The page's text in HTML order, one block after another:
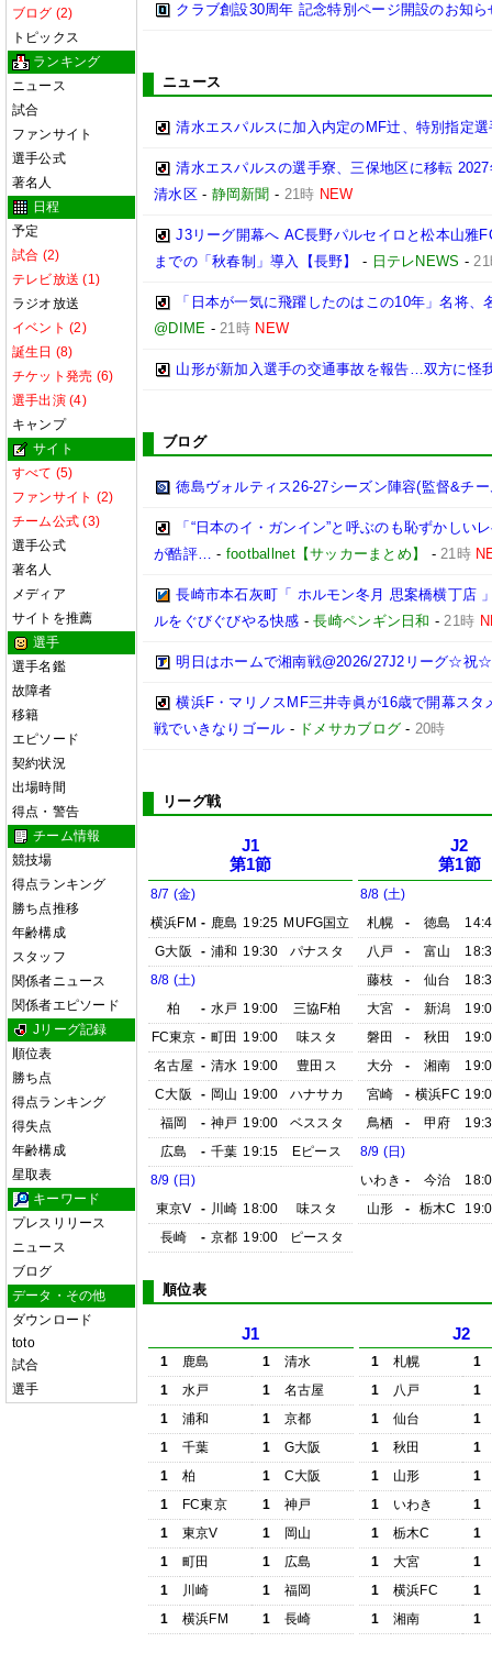
ブログ (2)
トピックス
ランキング
ニュース
試合
ファンサイト
選手公式
著名人
日程
予定
試合 (2)
テレビ放送 (1)
ラジオ放送
イベント (2)
誕生日 (8)
チケット発売 (6)
選手出演 (4)
キャンプ
サイト
すべて (5)
ファンサイト (2)
チーム公式 (3)
選手公式
著名人
メディア
サイトを推薦
選手
選手名鑑
故障者
移籍
エピソード
契約状況
出場時間
得点・警告
チーム情報
競技場
得点ランキング
勝ち点推移
年齢構成
スタッフ
関係者ニュース
関係者エピソード
Jリーグ記録
順位表
勝ち点
得点ランキング
得失点
年齢構成
星取表
キーワード
プレスリリース
ニュース
ブログ
データ・その他
ダウンロード
toto
試合
選手
クラブ創設30周年 記念特別ページ開設のお知ら
ニュース
清水エスパルスに加入内定のMF辻、特別指定
清水エスパルスの選手寮、三保地区に移転
清水区- 静岡新聞 - 21時 NEW
J3リーグ開幕へ AC長野パルセイロと松本山雅
までの「秋春制」導入【長野】
- 日テレNEWS -
「日本が一気に飛躍したのはこの10年」名将
@DIME -21時 NEW
山形が新加入選手の交通事故を報告…双方に怪
ブログ
徳島ヴォルティス26-27シーズン陣容(監督&チ
「“日本のイ・ガンイン”と呼ぶのも恥ずかしい
が酷評… - footballnet【サッカーまとめ】 -21時
長崎市本石灰町「 ホルモン冬月 思案橋横丁店
ルをぐびぐびやる快感 -長崎ペンギン日和 -21時
明日はホームで湘南戦@2026/27J2リーグ☆
横浜F・マリノスMF三井寺眞が16歳で開幕ス
戦でいきなりゴール - ドメサカブログ - 20時
リーグ戦
J1
第1節
8/7 (金)
横浜FM - 鹿島 19:25 MUFG国立
G大阪
- 浦和 19:30
パナスタ
8/8 (土)
柏
- 水戸 19:00
三協F柏
FC東京 - 町田 19:00
味スタ
名古屋 - 清水 19:00
豊田ス
C大阪
- 岡山 19:00
ハナサカ
福岡
- 神戸 19:00
ベススタ
広島
- 千葉 19:15
Eピース
8/9 (日)
東京V
- 川崎 18:00
味スタ
長崎
- 京都 19:00 ピースタ
J2
第1節
8/8 (土)
札幌
- 徳島
八戸
- 富山
藤枝
- 仙台
大宮
- 新潟
磐田
- 秋田
大分
- 湘南
宮崎
- 横浜FC
鳥栖
- 甲府
8/9 (日)
いわき - 今治
山形
- 栃木C
順位表
J1
1 鹿島 1
清水
1
水戸 1
名古屋
1
浦和 1
京都
1
千葉 1
G大阪
1
柏 1
C大阪
1
FC東京 1
神戸
1
東京V 1
岡山
1
町田 1
広島
1
川崎 1
福岡
1
横浜FM 1 長崎
J2
1 札幌
1
1
八戸
1
1
仙台
1
1
秋田
1
1
山形
1
1
いわき
1
1
栃木C
1
1
大宮
1
1
横浜FC
1
1
湘南 1